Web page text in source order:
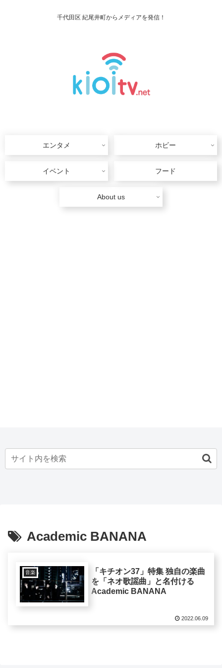
千代田区 紀尾井町からメディアを発信！
エンタメ ホビー
イベント フード
About us
Academic BANANA
音楽
「キチオン37」特集 独自の楽曲
を「ネオ歌謡曲」と名付ける
Academic BANANA
2022.06.09